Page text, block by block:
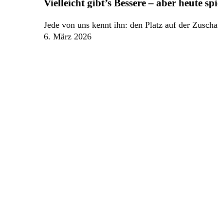
Bessere
aber
heute
Vielleicht gibt’s Bessere – aber heute
Jede von uns kennt ihn: den Platz auf der
6. März 2026